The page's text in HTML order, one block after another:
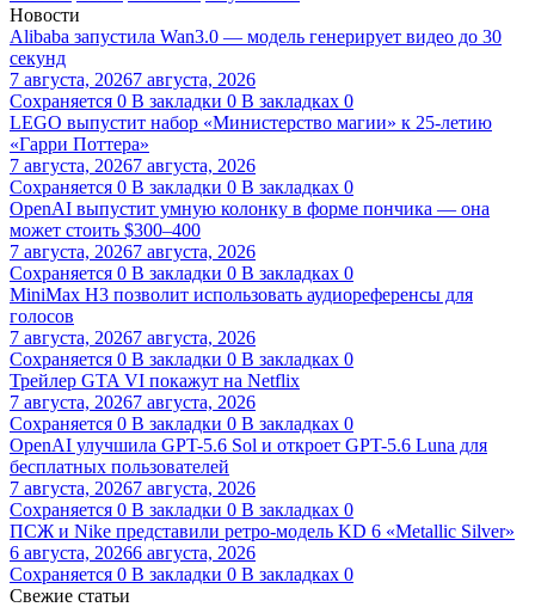
Новости
Alibaba запустила Wan3.0 — модель генерирует видео до 30
секунд
7 августа, 20267 августа, 2026
Сохраняется 0 В закладки 0 В закладках 0
LEGO выпустит набор «Министерство магии» к 25-летию
«Гарри Поттера»
7 августа, 20267 августа, 2026
Сохраняется 0 В закладки 0 В закладках 0
OpenAI выпустит умную колонку в форме пончика — она
может стоить $300–400
7 августа, 20267 августа, 2026
Сохраняется 0 В закладки 0 В закладках 0
MiniMax H3 позволит использовать аудиореференсы для
голосов
7 августа, 20267 августа, 2026
Сохраняется 0 В закладки 0 В закладках 0
Трейлер GTA VI покажут на Netflix
7 августа, 20267 августа, 2026
Сохраняется 0 В закладки 0 В закладках 0
OpenAI улучшила GPT-5.6 Sol и откроет GPT-5.6 Luna для
бесплатных пользователей
7 августа, 20267 августа, 2026
Сохраняется 0 В закладки 0 В закладках 0
ПСЖ и Nike представили ретро-модель KD 6 «Metallic Silver»
6 августа, 20266 августа, 2026
Сохраняется 0 В закладки 0 В закладках 0
Свежие статьи